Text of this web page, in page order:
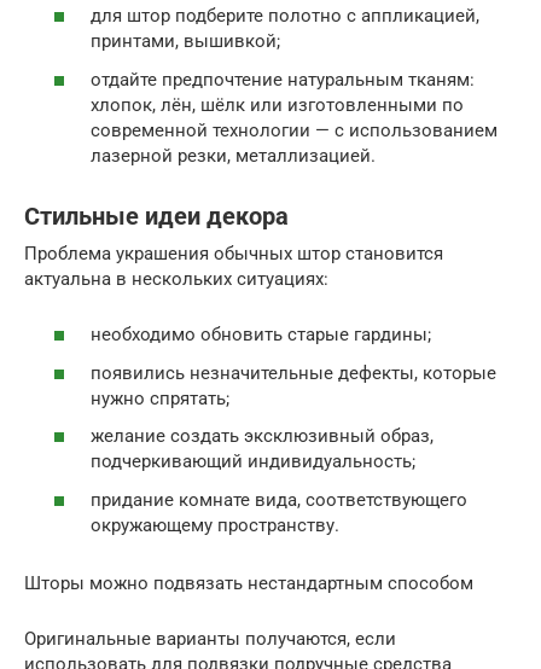
для штор подберите полотно с аппликацией,
принтами, вышивкой;
отдайте предпочтение натуральным тканям:
хлопок, лён, шёлк или изготовленными по
современной технологии — с использованием
лазерной резки, металлизацией.
Стильные идеи декора
Проблема украшения обычных штор становится
актуальна в нескольких ситуациях:
необходимо обновить старые гардины;
появились незначительные дефекты, которые
нужно спрятать;
желание создать эксклюзивный образ,
подчеркивающий индивидуальность;
придание комнате вида, соответствующего
окружающему пространству.
Шторы можно подвязать нестандартным способом
Оригинальные варианты получаются, если
использовать для подвязки подручные средства